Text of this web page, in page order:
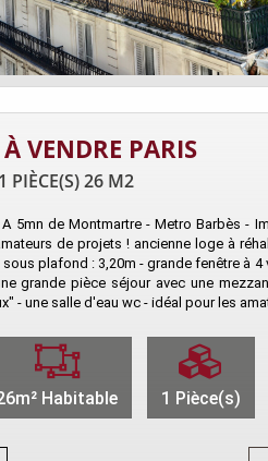
VENDRE PARIS
PIÈCE(S) 26 M2
5mn de Montmartre - Metro Barbès -
de projets ! ancienne loge à
plafond : 3,20m - grande fenêtre à 4
grande pièce séjour avec une
- une salle d'eau wc - idéal pour les
Habitable 1 Pièce(s)